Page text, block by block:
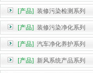
[产品] 装修污染检测系列
[产品] 装修污染净化系列
[产品] 汽车净化养护系列
[产品] 新风系统产品系列